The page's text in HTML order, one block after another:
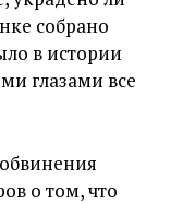
собрано
в истории
глазами все
о том, что